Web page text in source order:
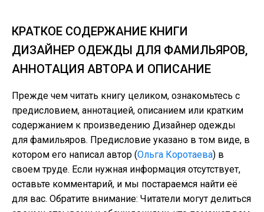
КРАТКОЕ СОДЕРЖАНИЕ КНИГИ
ДИЗАЙНЕР ОДЕЖДЫ ДЛЯ ФАМИЛЬЯРОВ,
АННОТАЦИЯ АВТОРА И ОПИСАНИЕ
Прежде чем читать книгу целиком, ознакомьтесь с
предисловием, аннотацией, описанием или кратким
содержанием к произведению Дизайнер одежды
для фамильяров. Предисловие указано в том виде, в
котором его написал автор (Ольга Коротаева) в
своем труде. Если нужная информация отсутствует,
оставьте комментарий, и мы постараемся найти её
для вас. Обратите внимание: Читатели могут делиться